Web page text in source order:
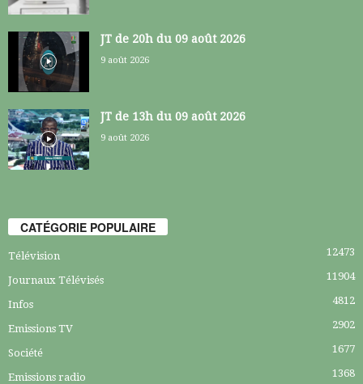
JT de 20h du 09 août 2026
9 août 2026
JT de 13h du 09 août 2026
9 août 2026
CATÉGORIE POPULAIRE
Télévision 12473
Journaux Télévisés 11904
Infos 4812
Emissions TV 2902
Société 1677
Emissions radio 1368